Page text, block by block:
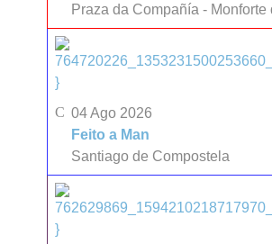
Praza da Compañía - Monforte
}
04 Ago 2026
Feito a Man
Santiago de Compostela
}